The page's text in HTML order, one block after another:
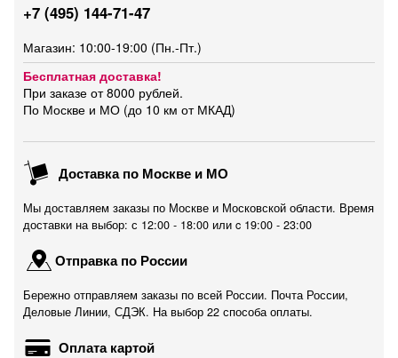
+7 (495) 144-71-47
Магазин: 10:00-19:00 (Пн.-Пт.)
Бесплатная доставка!
При заказе от 8000 рублей.
По Москве и МО (до 10 км от МКАД)
Доставка по Москве и МО
Мы доставляем заказы по Москве и Московской области. Время
доставки на выбор: с 12:00 - 18:00 или c 19:00 - 23:00
Отправка по России
Бережно отправляем заказы по всей России. Почта России,
Деловые Линии, СДЭК. На выбор 22 способа оплаты.
Оплата картой